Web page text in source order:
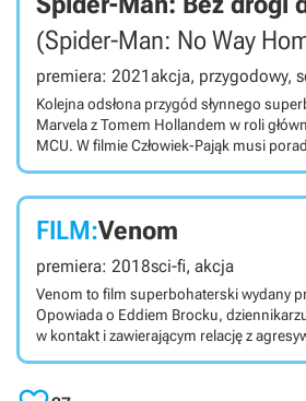
(Spider-Man: No Way
premiera: 2021akcja, przygodowy,
Kolejna odsłona przygód słynnego
Marvela z Tomem Hollandem w roli
MCU. W filmie Człowiek-Pająk musi
film superbohaterski na podstawie
Hollandem w roli głównej i 27. główna
Cinematic Universe (MCU). Historia
produkcji rozpoczyna się w momencie,
dowiaduje się, że Peter Parker to Spider-
postanawia zwrócić się do Doktora
FILM:Venom
premiera: 2018sci-fi, akcja
Venom to film superbohaterski wydany
Opowiada o Eddiem Brocku,
w kontakt i zawierającym relację z